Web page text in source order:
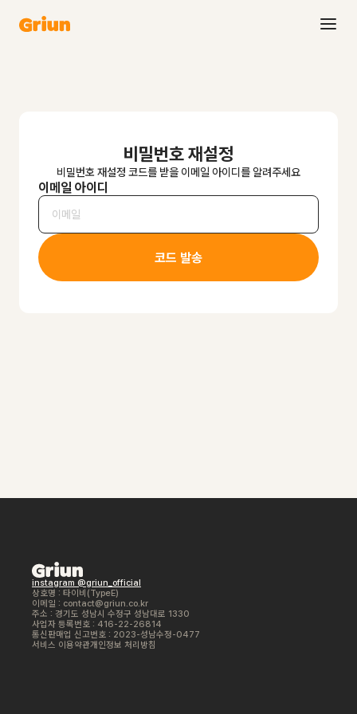
비밀번호 재설정
비밀번호 재설정 코드를 받을 이메일 아이디를 알려주세요
이메일 아이디
코드 발송
instagram @griun_official
상호명 : 타이비(TypeE)
이메일 : contact@griun.co.kr
주소 : 경기도 성남시 수정구 성남대로 1330
사업자 등록번호 : 416-22-26814
통신판매업 신고번호 : 2023-성남수정-0477
서비스 이용약관개인정보 처리방침